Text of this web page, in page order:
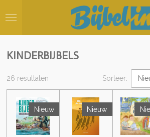
direct
hoofdinhoud
KINDERBIJBELS
26 resultaten Sorteer:
Nieuw Nieuw